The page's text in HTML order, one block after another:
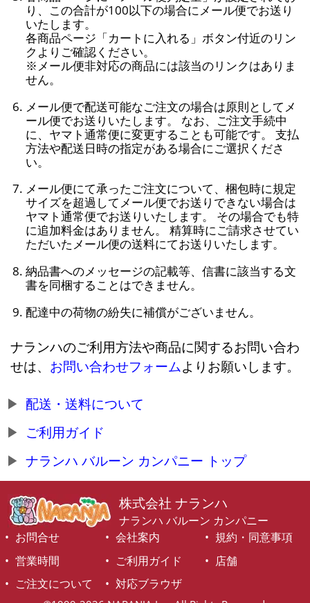
り、この合計が100以下の場合にメール便でお送り
いたします。
各商品ページ「カートに入れる」ボタン付近のリン
クよりご確認ください。
※メール便非対応の商品には該当のリンクはありま
せん。
メール便で配送可能なご注文の場合は原則としてメ
ール便でお送りいたします。 なお、ご注文手続中
に、ヤマト通常便に変更することも可能です。 支払
方法や配送日時の指定がある場合にご選択くださ
い。
メール便にて承ったご注文について、梱包時に規定
サイズを超過してメール便でお送りできない場合は
ヤマト通常便でお送りいたします。 その場合でも特
に追加料金はありません。 精算時にご請求させてい
ただいたメール便の送料にてお送りいたします。
納品書へのメッセージの記載等、信書に該当する文
書を同梱することはできません。
配達中の荷物の紛失に補償がございません。
ナランハのご利用方法や商品に関するお問い合わ
せは、 お問い合わせフォームよりお願いします。
配送・送料について
ご利用ガイド
ナランハ バルーン カンパニー トップ
株式会社 ナランハ
ナランハ バルーン カンパニー
お問合せ
会社案内
規約・同意事項
営業時間
ご利用ガイド
店舗
ご注文について
対応ブラウザ